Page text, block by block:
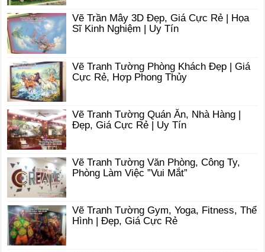
Vẽ Trần Mây 3D Đẹp, Giá Cực Rẻ | Họa
Sĩ Kinh Nghiệm | Uy Tín
Vẽ Tranh Tường Phòng Khách Đẹp | Giá
Cực Rẻ, Hợp Phong Thủy
Vẽ Tranh Tường Quán Ăn, Nhà Hàng |
Đẹp, Giá Cực Rẻ | Uy Tín
Vẽ Tranh Tường Văn Phòng, Công Ty,
Phòng Làm Việc ”Vui Mắt”
Vẽ Tranh Tường Gym, Yoga, Fitness, Thể
Hình | Đẹp, Giá Cực Rẻ